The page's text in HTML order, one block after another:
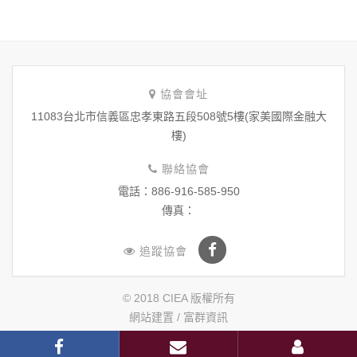
協會會址
11083台北市信義區忠孝東路五段508號5樓(家美國際金融大
樓)
聯絡協會
電話：886-916-585-950
傳真：
追蹤協會
© 2018 CIEA 版權所有
網站建置 / 富群資訊